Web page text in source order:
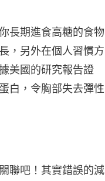
長期進食高糖的食物
，另外在個人習慣方
美國的研究報告證
白，令胸部失去彈性
聯吧！其實錯誤的減